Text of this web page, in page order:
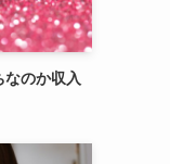
のか収入